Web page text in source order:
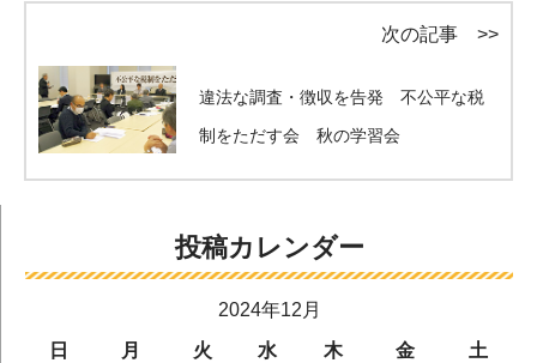
次の記事 >>
違法な調査・徴収を告発 不公平な税
制をただす会 秋の学習会
投稿カレンダー
2024年12月
日
月 火 水 木 金
土